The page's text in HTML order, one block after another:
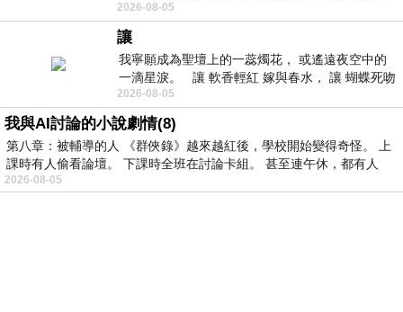
字、彩色剪紙與明亮顏料層層
2026-08-05
讓
我寧願成為聖壇上的一蕊燭花， 或遙遠夜空中的
一滴星淚。 讓 軟香輕紅 嫁與春水， 讓 蝴蝶死吻
夏日最後一瓣玫瑰， 讓
2026-08-05
我與AI討論的小說劇情(8)
第八章：被輔導的人 《群俠錄》越來越紅後，學校開始變得奇怪。 上
課時有人偷看論壇。 下課時全班在討論卡組。 甚至連午休，都有人
2026-08-05